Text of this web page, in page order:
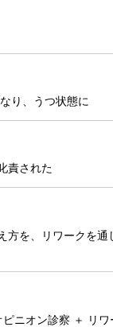
り、うつ状態に
責された
方を、リワークを通
ニオン診察 ＋ リワ